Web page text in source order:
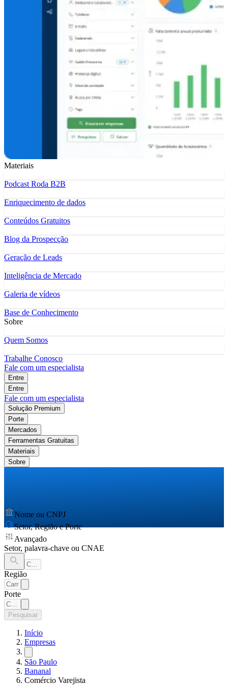
Materiais
Podcast Roda B2B
Enriquecimento de dados
Conteúdos Gratuitos
Blog da Prospecção
Geração de Leads
Inteligência de Mercado
Galeria de vídeos
Base de Conhecimento
Sobre
Quem Somos
Trabalhe Conosco
Fale com um especialista
Entre
Entre
Fale com um especialista
Solução Premium
Porte
Mercados
Ferramentas Gratuitas
Materiais
Sobre
Nome ou CNPJ
Setor, Região e Porte
Avançado
Setor, palavra-chave ou CNAE
Região
Porte
Pesquisar
Início
Empresas
São Paulo
Bananal
Comércio Varejista